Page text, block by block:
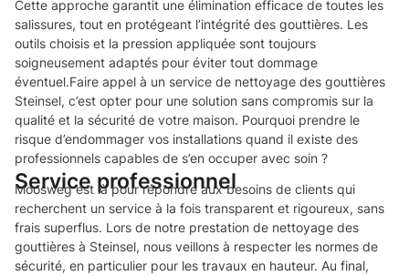
Cette approche garantit une élimination efficace de toutes les
salissures, tout en protégeant l’intégrité des gouttières. Les
outils choisis et la pression appliquée sont toujours
soigneusement adaptés pour éviter tout dommage
éventuel.Faire appel à un service de nettoyage des gouttières
Steinsel, c’est opter pour une solution sans compromis sur la
qualité et la sécurité de votre maison. Pourquoi prendre le
risque d’endommager vos installations quand il existe des
professionnels capables de s’en occuper avec soin ?
Service professionnel
Moosweg est là pour répondre aux besoins de clients qui
recherchent un service à la fois transparent et rigoureux, sans
frais superflus. Lors de notre prestation de nettoyage des
gouttières à Steinsel, nous veillons à respecter les normes de
sécurité, en particulier pour les travaux en hauteur. Au final,